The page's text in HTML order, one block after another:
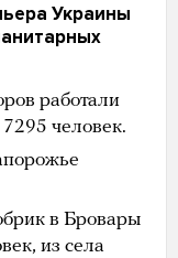
Украины
работали
человек.
в Бровары
из села